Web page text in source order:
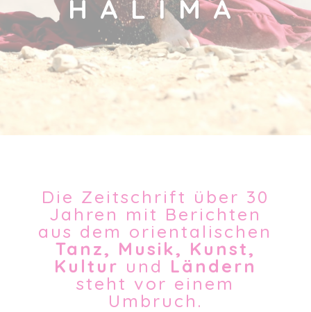
HALIMA
Die Zeitschrift über 30
Jahren mit Berichten
aus dem orientalischen
Tanz, Musik, Kunst,
Kultur und Ländern
steht vor einem
Umbruch.